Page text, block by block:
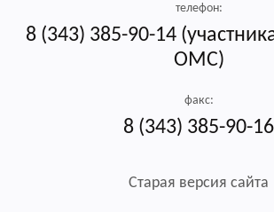
телефон:
8 (343) 385-90-14
ОМС)
факс:
8 (343) 385-90-16
Старая версия сайта